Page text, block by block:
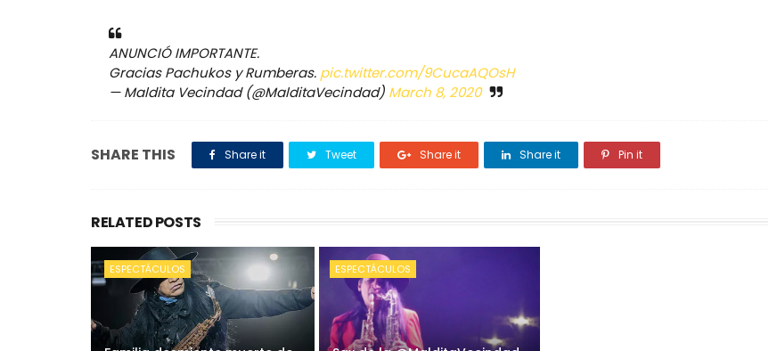
ANUNCIÓ IMPORTANTE.
Gracias Pachukos y Rumberas. pic.twitter.com/9CucaAQOsH
— Maldita Vecindad (@MalditaVecindad) March 8, 2020
SHARE THIS Share it Tweet Share it Share it Pin it
RELATED POSTS
ESPECTÁCULOS ESPECTÁCULOS